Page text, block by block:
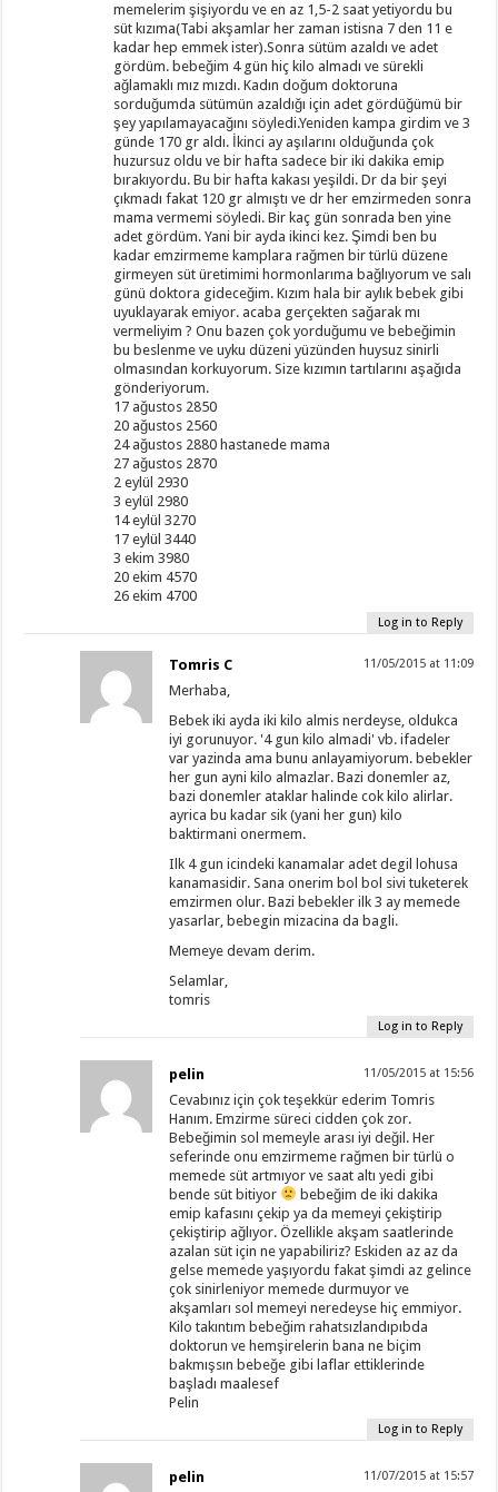
memelerim şişiyordu ve en az 1,5-2 saat yetiyordu bu
süt kızıma(Tabi akşamlar her zaman istisna 7 den 11 e
kadar hep emmek ister).Sonra sütüm azaldı ve adet
gördüm. bebeğim 4 gün hiç kilo almadı ve sürekli
ağlamaklı mız mızdı. Kadın doğum doktoruna
sorduğumda sütümün azaldığı için adet gördüğümü bir
şey yapılamayacağını söyledi.Yeniden kampa girdim ve 3
günde 170 gr aldı. İkinci ay aşılarını olduğunda çok
huzursuz oldu ve bir hafta sadece bir iki dakika emip
bırakıyordu. Bu bir hafta kakası yeşildi. Dr da bir şeyi
çıkmadı fakat 120 gr almıştı ve dr her emzirmeden sonra
mama vermemi söyledi. Bir kaç gün sonrada ben yine
adet gördüm. Yani bir ayda ikinci kez. Şimdi ben bu
kadar emzirmeme kamplara rağmen bir türlü düzene
girmeyen süt üretimimi hormonlarıma bağlıyorum ve salı
günü doktora gideceğim. Kızım hala bir aylık bebek gibi
uyuklayarak emiyor. acaba gerçekten sağarak mı
vermeliyim ? Onu bazen çok yorduğumu ve bebeğimin
bu beslenme ve uyku düzeni yüzünden huysuz sinirli
olmasından korkuyorum. Size kızımın tartılarını aşağıda
gönderiyorum.
17 ağustos 2850
20 ağustos 2560
24 ağustos 2880 hastanede mama
27 ağustos 2870
2 eylül 2930
3 eylül 2980
14 eylül 3270
17 eylül 3440
3 ekim 3980
20 ekim 4570
26 ekim 4700
Log in to Reply
Tomris C 11/05/2015 at 11:09
Merhaba,
Bebek iki ayda iki kilo almis nerdeyse, oldukca
iyi gorunuyor. '4 gun kilo almadi' vb. ifadeler
var yazinda ama bunu anlayamiyorum. bebekler
her gun ayni kilo almazlar. Bazi donemler az,
bazi donemler ataklar halinde cok kilo alirlar.
ayrica bu kadar sik (yani her gun) kilo
baktirmani onermem.
Ilk 4 gun icindeki kanamalar adet degil lohusa
kanamasidir. Sana onerim bol bol sivi tuketerek
emzirmen olur. Bazi bebekler ilk 3 ay memede
yasarlar, bebegin mizacina da bagli.
Memeye devam derim.
Selamlar,
tomris
Log in to Reply
pelin 11/05/2015 at 15:56
Cevabınız için çok teşekkür ederim Tomris
Hanım. Emzirme süreci cidden çok zor.
Bebeğimin sol memeyle arası iyi değil. Her
seferinde onu emzirmeme rağmen bir türlü o
memede süt artmıyor ve saat altı yedi gibi
bende süt bitiyor
bebeğim de iki dakika
emip kafasını çekip ya da memeyi çekiştirip
çekiştirip ağlıyor. Özellikle akşam saatlerinde
azalan süt için ne yapabiliriz? Eskiden az az da
gelse memede yaşıyordu fakat şimdi az gelince
çok sinirleniyor memede durmuyor ve
akşamları sol memeyi neredeyse hiç emmiyor.
Kilo takıntım bebeğim rahatsızlandıpıbda
doktorun ve hemşirelerin bana ne biçim
bakmışsın bebeğe gibi laflar ettiklerinde
başladı maalesef
Pelin
Log in to Reply
pelin 11/07/2015 at 15:57